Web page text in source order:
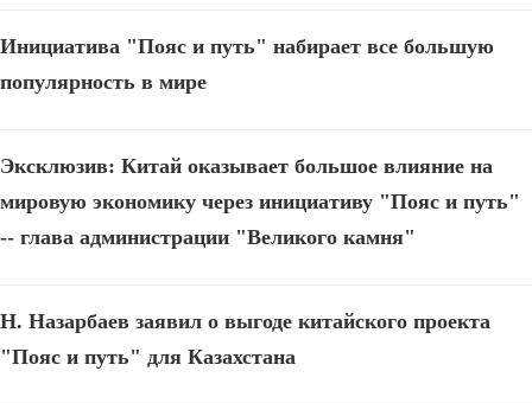
Инициатива "Пояс и путь" набирает все большую
популярность в мире
Эксклюзив: Китай оказывает большое влияние на
мировую экономику через инициативу "Пояс и путь"
-- глава администрации "Великого камня"
Н. Назарбаев заявил о выгоде китайского проекта
"Пояс и путь" для Казахстана